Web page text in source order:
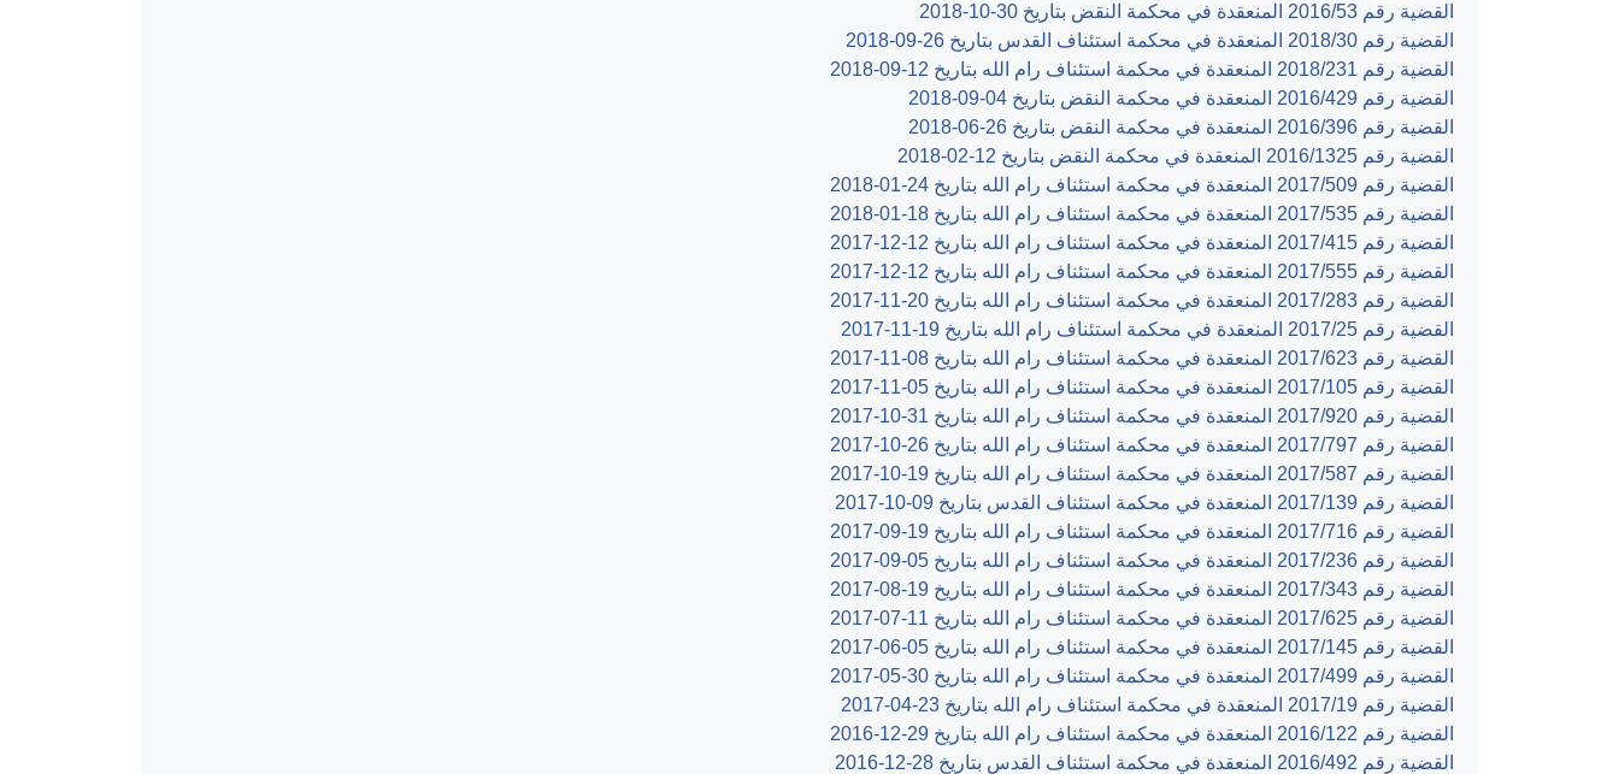
القضية رقم ‎53‏/‎2016‏ المنعقدة في محكمة النقض بتاريخ ‎2018-10-30‏
القضية رقم ‎30‏/‎2018‏ المنعقدة في محكمة استئناف القدس بتاريخ ‎2018-09-26‏
القضية رقم ‎231‏/‎2018‏ المنعقدة في محكمة استئناف رام الله بتاريخ ‎2018-09-12‏
القضية رقم ‎429‏/‎2016‏ المنعقدة في محكمة النقض بتاريخ ‎2018-09-04‏
القضية رقم ‎396‏/‎2016‏ المنعقدة في محكمة النقض بتاريخ ‎2018-06-26‏
القضية رقم ‎1325‏/‎2016‏ المنعقدة في محكمة النقض بتاريخ ‎2018-02-12‏
القضية رقم ‎509‏/‎2017‏ المنعقدة في محكمة استئناف رام الله بتاريخ ‎2018-01-24‏
القضية رقم ‎535‏/‎2017‏ المنعقدة في محكمة استئناف رام الله بتاريخ ‎2018-01-18‏
القضية رقم ‎415‏/‎2017‏ المنعقدة في محكمة استئناف رام الله بتاريخ ‎2017-12-12‏
القضية رقم ‎555‏/‎2017‏ المنعقدة في محكمة استئناف رام الله بتاريخ ‎2017-12-12‏
القضية رقم ‎283‏/‎2017‏ المنعقدة في محكمة استئناف رام الله بتاريخ ‎2017-11-20‏
القضية رقم ‎25‏/‎2017‏ المنعقدة في محكمة استئناف رام الله بتاريخ ‎2017-11-19‏
القضية رقم ‎623‏/‎2017‏ المنعقدة في محكمة استئناف رام الله بتاريخ ‎2017-11-08‏
القضية رقم ‎105‏/‎2017‏ المنعقدة في محكمة استئناف رام الله بتاريخ ‎2017-11-05‏
القضية رقم ‎920‏/‎2017‏ المنعقدة في محكمة استئناف رام الله بتاريخ ‎2017-10-31‏
القضية رقم ‎797‏/‎2017‏ المنعقدة في محكمة استئناف رام الله بتاريخ ‎2017-10-26‏
القضية رقم ‎587‏/‎2017‏ المنعقدة في محكمة استئناف رام الله بتاريخ ‎2017-10-19‏
القضية رقم ‎139‏/‎2017‏ المنعقدة في محكمة استئناف القدس بتاريخ ‎2017-10-09‏
القضية رقم ‎716‏/‎2017‏ المنعقدة في محكمة استئناف رام الله بتاريخ ‎2017-09-19‏
القضية رقم ‎236‏/‎2017‏ المنعقدة في محكمة استئناف رام الله بتاريخ ‎2017-09-05‏
القضية رقم ‎343‏/‎2017‏ المنعقدة في محكمة استئناف رام الله بتاريخ ‎2017-08-19‏
القضية رقم ‎625‏/‎2017‏ المنعقدة في محكمة استئناف رام الله بتاريخ ‎2017-07-11‏
القضية رقم ‎145‏/‎2017‏ المنعقدة في محكمة استئناف رام الله بتاريخ ‎2017-06-05‏
القضية رقم ‎499‏/‎2017‏ المنعقدة في محكمة استئناف رام الله بتاريخ ‎2017-05-30‏
القضية رقم ‎19‏/‎2017‏ المنعقدة في محكمة استئناف رام الله بتاريخ ‎2017-04-23‏
القضية رقم ‎122‏/‎2016‏ المنعقدة في محكمة استئناف رام الله بتاريخ ‎2016-12-29‏
القضية رقم ‎492‏/‎2016‏ المنعقدة في محكمة استئناف القدس بتاريخ ‎2016-12-28‏